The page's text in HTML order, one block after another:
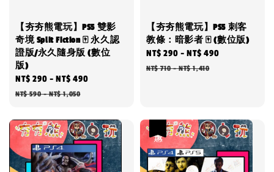
【夯夯熊電玩】PS5 雙影
奇境 Split Fiction 🀄 永久認
證版/永久隨身版 (數位
版)
Sale
price
NT$ 290 -NT$ 490
NT$ 590-NT$ 1,050
【夯夯熊電玩】PS5 刺客
教條：暗影者 🀄 (數位版)
Sale
price
NT$ 290 -NT$ 490
NT$ 710-NT$ 1,410